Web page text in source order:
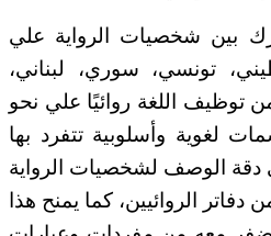
بين شخصيات الرواية علي
تونسي، سوري، لبناني،
توظيف اللغة روائيًا علي نحو
لغوية وأسلوبية تتفرد بها
دقة الوصف لشخصيات الرواية
الروائيين، كما يمنح هذا